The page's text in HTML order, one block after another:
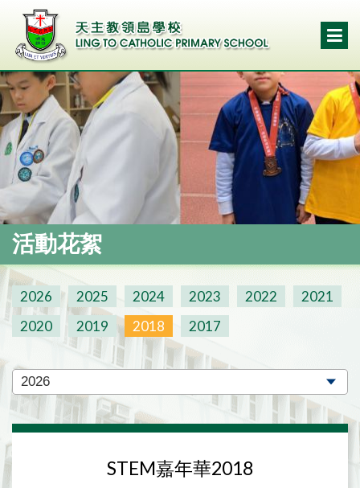
活動花絮
2026 2025 2024 2023 2022
2021
2020
2019 2018 2017
STEM嘉年華2018